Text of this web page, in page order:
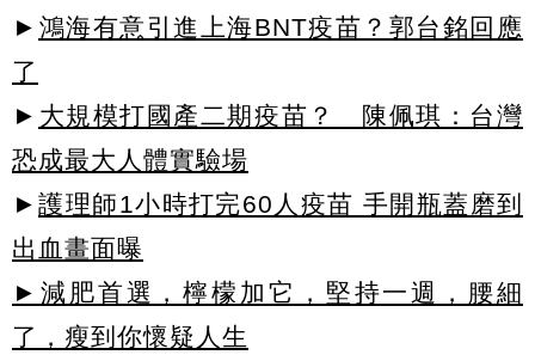
► 鴻海有意引進上海BNT疫苗？郭台銘回應
了
► 大規模打國產二期疫苗？ 陳佩琪：台灣
恐成最大人體實驗場
► 護理師1小時打完60人疫苗 手開瓶蓋磨到
出血畫面曝
►減肥首選，檸檬加它，堅持一週，腰細
了，瘦到你懷疑人生